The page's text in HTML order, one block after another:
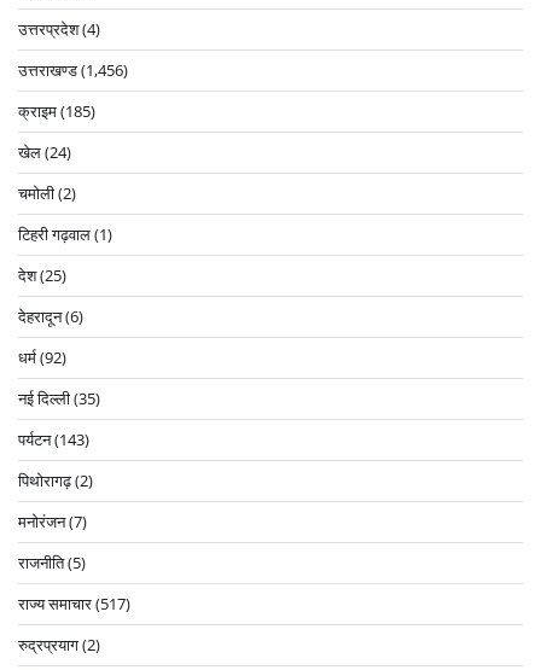
उत्तरप्रदेश(4)
उत्तराखण्ड(1,456)
क्राइम(185)
खेल(24)
चमोली(2)
टिहरी गढ़वाल(1)
देश(25)
देहरादून(6)
धर्म(92)
नई दिल्ली(35)
पर्यटन(143)
पिथोरागढ़(2)
मनोरंजन(7)
राजनीति(5)
राज्य समाचार(517)
रुद्रप्रयाग(2)